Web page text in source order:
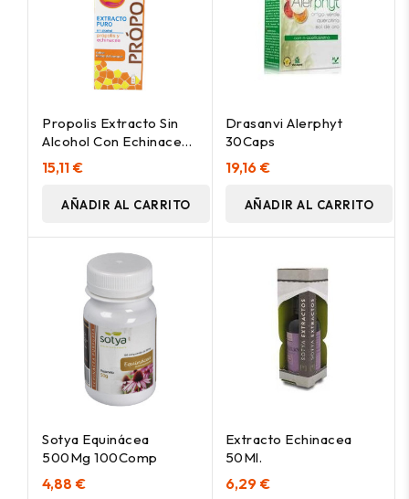
Propolis Extracto Sin
Alcohol Con Echinacea
50Ml.
15,11 €
AÑADIR AL CARRITO
Drasanvi Alerphyt
30Caps
19,16 €
AÑADIR AL CARRITO
Sotya Equinácea
500Mg 100Comp
4,88 €
Extracto Echinacea
50Ml.
6,29 €